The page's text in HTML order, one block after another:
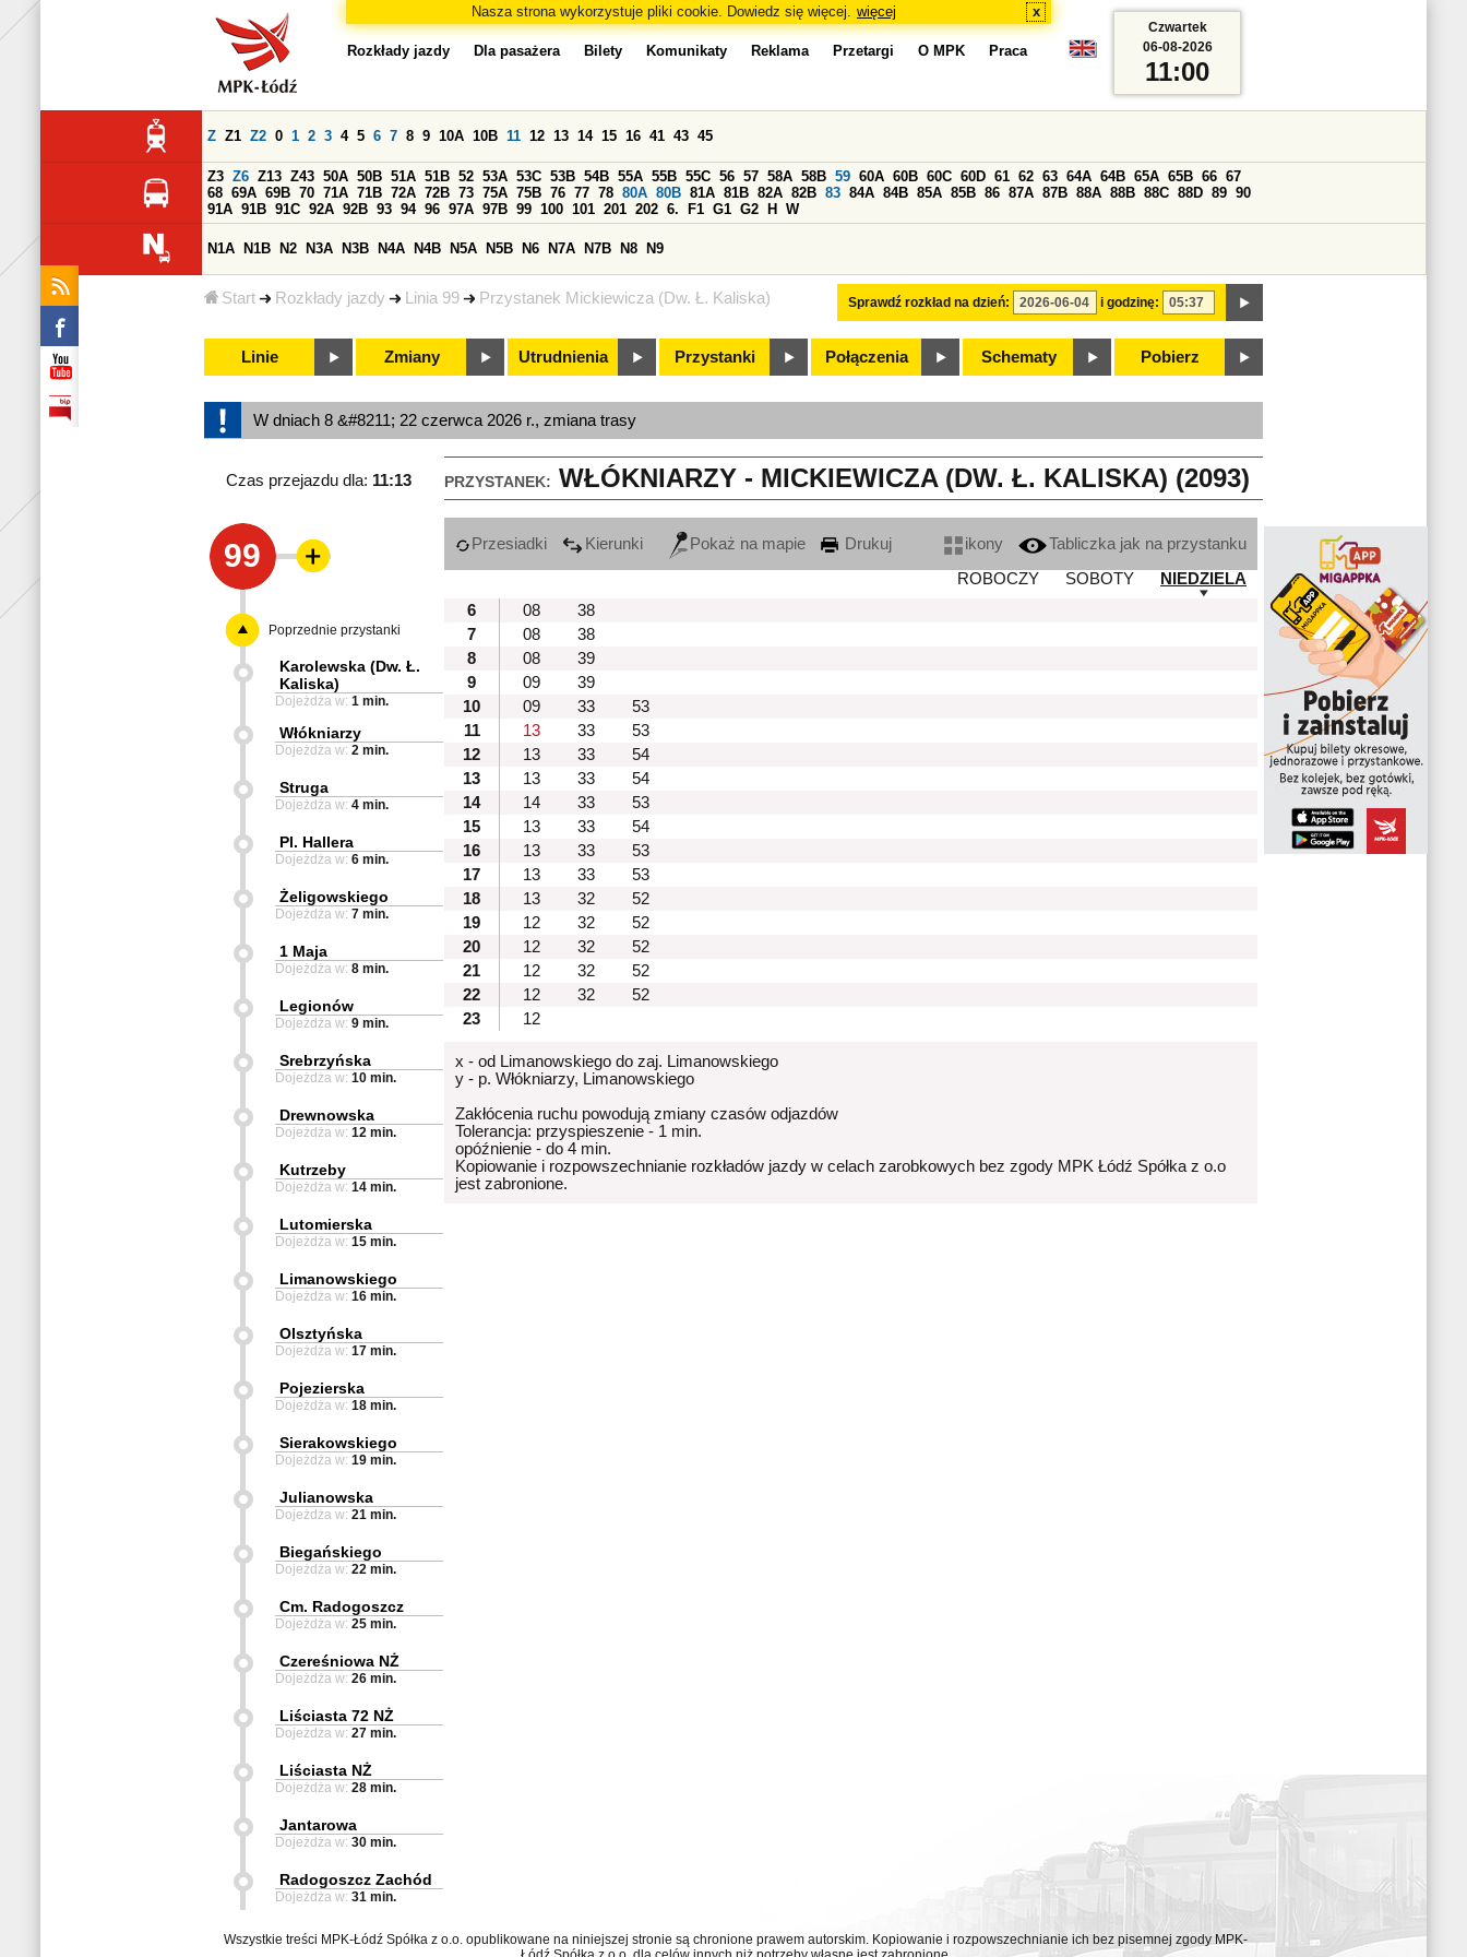
Nasza strona wykorzystuje pliki cookie. Dowiedz się więcej. więcej x
Start Rozkłady jazdy Linia 99 Przystanek Mickiewicza (Dw. Ł. Kaliska)
Rozkłady jazdy Dla pasażera Bilety Komunikaty Reklama Przetargi O MPK Praca
Sprawdź rozkład na dzień: i godzinę:
Z Z1 Z2 0 1 2 3 4 5 6 7 8 9 10A 10B 11 12 13 14 15 16 41 43 45
Z3 Z6 Z13 Z43 50A 50B 51A 51B 52 53A 53C 53B 54B 55A 55B 55C 56 57 58A 58B 59 60A 60B 60C 60D 61 62 63 64A 64B 65A 65B 66 67
68 69A 69B 70 71A 71B 72A 72B 73 75A 75B 76 77 78 80A 80B 81A 81B 82A 82B 83 84A 84B 85A 85B 86 87A 87B 88A 88B 88C 88D 89 90
91A 91B 91C 92A 92B 93 94 96 97A 97B 99 100 101 201 202 6. F1 G1 G2 H W
N1A N1B N2 N3A N3B N4A N4B N5A N5B N6 N7A N7B N8 N9
Linie Zmiany Utrudnienia Przystanki Połączenia Schematy Pobierz
Czwartek
06-08-2026
11:00
W dniach 8 &#8211; 22 czerwca 2026 r., zmiana trasy
PRZYSTANEK: WŁÓKNIARZY - MICKIEWICZA (DW. Ł. KALISKA) (2093)
Czas przejazdu dla: 11:13
99 Przesiadki Kierunki Pokaż na mapie Drukuj ikony
Tabliczka jak na przystanku
ROBOCZY
SOBOTY
NIEDZIELA
6
08
38
7
08
38
8
08
39
9
09
39
10
09 33
53
11
13 33
53
12
13 33
54
13
13 33
54
14
14 33
53
15
13 33
54
16
13 33
53
17
13 33
53
18
13 32
52
19
12 32
52
20
12 32
52
21
12 32
52
22
12 32
52
23
12
x - od Limanowskiego do zaj. Limanowskiego
y - p. Włókniarzy, Limanowskiego
Zakłócenia ruchu powodują zmiany czasów odjazdów
Tolerancja: przyspieszenie - 1 min.
opóźnienie - do 4 min.
Kopiowanie i rozpowszechnianie rozkładów jazdy w celach zarobkowych bez zgody MPK Łódź Spółka z o.o
jest zabronione.
Poprzednie przystanki
Karolewska (Dw. Ł.
Kaliska)
Dojeżdża w: 1 min.
Włókniarzy
Dojeżdża w: 2 min.
Struga
Dojeżdża w: 4 min.
Pl. Hallera
Dojeżdża w: 6 min.
Żeligowskiego
Dojeżdża w: 7 min.
1 Maja
Dojeżdża w: 8 min.
Legionów
Dojeżdża w: 9 min.
Srebrzyńska
Dojeżdża w: 10 min.
Drewnowska
Dojeżdża w: 12 min.
Kutrzeby
Dojeżdża w: 14 min.
Lutomierska
Dojeżdża w: 15 min.
Limanowskiego
Dojeżdża w: 16 min.
Olsztyńska
Dojeżdża w: 17 min.
Pojezierska
Dojeżdża w: 18 min.
Sierakowskiego
Dojeżdża w: 19 min.
Julianowska
Dojeżdża w: 21 min.
Biegańskiego
Dojeżdża w: 22 min.
Cm. Radogoszcz
Dojeżdża w: 25 min.
Czereśniowa NŻ
Dojeżdża w: 26 min.
Liściasta 72 NŻ
Dojeżdża w: 27 min.
Liściasta NŻ
Dojeżdża w: 28 min.
Jantarowa
Dojeżdża w: 30 min.
Radogoszcz Zachód
Dojeżdża w: 31 min.
Wszystkie treści MPK-Łódź Spółka z o.o. opublikowane na niniejszej stronie są chronione prawem autorskim. Kopiowanie i rozpowszechnianie ich bez pisemnej zgody MPK-